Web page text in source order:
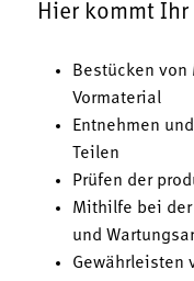
Hier kommt
Bestücken von
Vormaterial
Entnehmen
Teilen
Prüfen der
Mithilfe bei der
und
Gewährleisten